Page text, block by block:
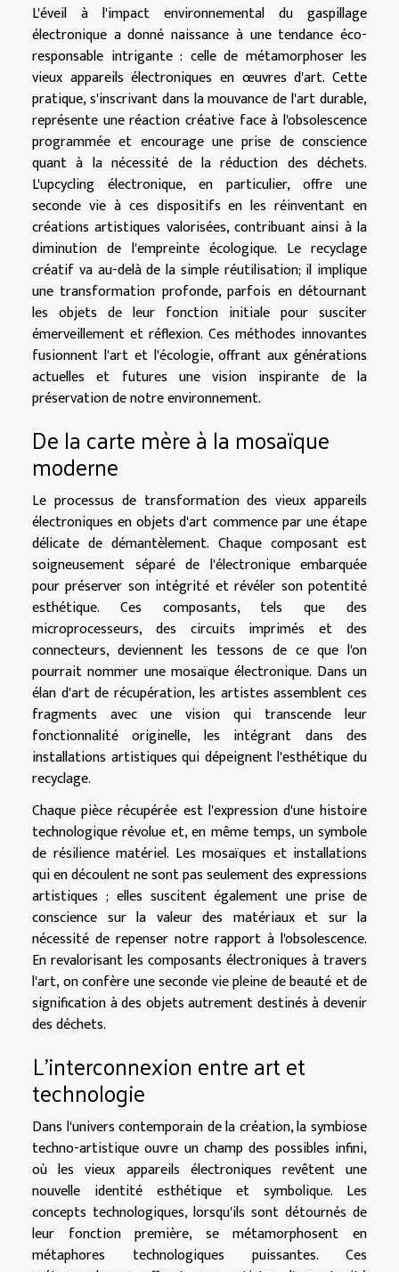
L'éveil à l'impact environnemental du gaspillage
électronique a donné naissance à une tendance éco-
responsable intrigante : celle de métamorphoser les
vieux appareils électroniques en œuvres d'art. Cette
pratique, s'inscrivant dans la mouvance de l'art durable,
représente une réaction créative face à l'obsolescence
programmée et encourage une prise de conscience
quant à la nécessité de la réduction des déchets.
L'upcycling électronique, en particulier, offre une
seconde vie à ces dispositifs en les réinventant en
créations artistiques valorisées, contribuant ainsi à la
diminution de l'empreinte écologique. Le recyclage
créatif va au-delà de la simple réutilisation; il implique
une transformation profonde, parfois en détournant
les objets de leur fonction initiale pour susciter
émerveillement et réflexion. Ces méthodes innovantes
fusionnent l'art et l'écologie, offrant aux générations
actuelles et futures une vision inspirante de la
préservation de notre environnement.
De la carte mère à la mosaïque
moderne
Le processus de transformation des vieux appareils
électroniques en objets d'art commence par une étape
délicate de démantèlement. Chaque composant est
soigneusement séparé de l'électronique embarquée
pour préserver son intégrité et révéler son potentité
esthétique. Ces composants, tels que des
microprocesseurs, des circuits imprimés et des
connecteurs, deviennent les tessons de ce que l'on
pourrait nommer une mosaïque électronique. Dans un
élan d'art de récupération, les artistes assemblent ces
fragments avec une vision qui transcende leur
fonctionnalité originelle, les intégrant dans des
installations artistiques qui dépeignent l'esthétique du
recyclage.
Chaque pièce récupérée est l'expression d'une histoire
technologique révolue et, en même temps, un symbole
de résilience matériel. Les mosaïques et installations
qui en découlent ne sont pas seulement des expressions
artistiques ; elles suscitent également une prise de
conscience sur la valeur des matériaux et sur la
nécessité de repenser notre rapport à l'obsolescence.
En revalorisant les composants électroniques à travers
l'art, on confère une seconde vie pleine de beauté et de
signification à des objets autrement destinés à devenir
des déchets.
L'interconnexion entre art et
technologie
Dans l'univers contemporain de la création, la symbiose
techno-artistique ouvre un champ des possibles infini,
où les vieux appareils électroniques revêtent une
nouvelle identité esthétique et symbolique. Les
concepts technologiques, lorsqu'ils sont détournés de
leur fonction première, se métamorphosent en
métaphores technologiques puissantes. Ces